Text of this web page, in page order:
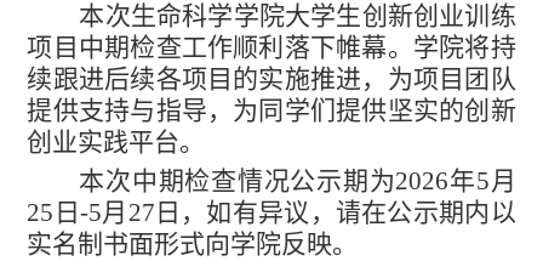
本次生命科学学院大学生创新创业训练
项目中期检查工作顺利落下帷幕。学院将持
续跟进后续各项目的实施推进，为项目团队
提供支持与指导，为同学们提供坚实的创新
创业实践平台。
本次中期检查情况公示期为2026年5月
25 日 -5月 27 日，如有异议，请在公示期内以
实名制书面形式向学院反映。